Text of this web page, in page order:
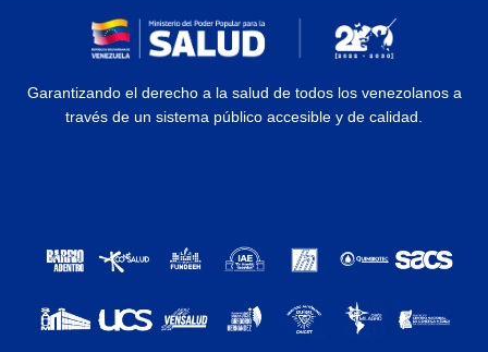
Garantizando el derecho a la salud de todos los venezolanos a
través de un sistema público accesible y de calidad.